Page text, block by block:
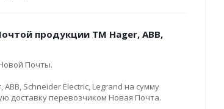
продукции ТМ Hager, ABB,
Почты.
Schneider Electric, Legrand на сумму
доставку перевозчиком Новая Почта.